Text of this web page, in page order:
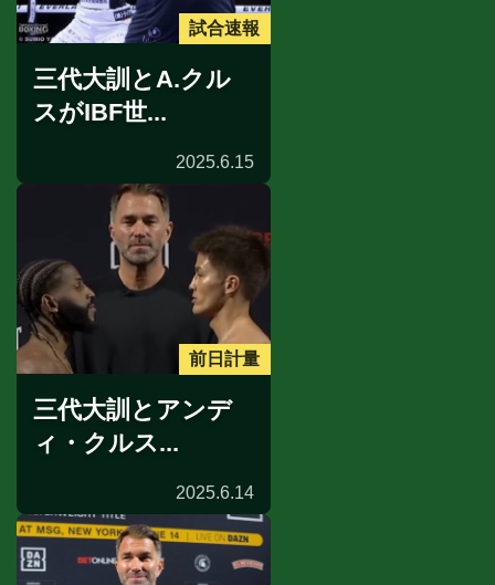
試合速報
三代大訓とA.クル
スがIBF世...
2025.6.15
前日計量
三代大訓とアンデ
ィ・クルス...
2025.6.14